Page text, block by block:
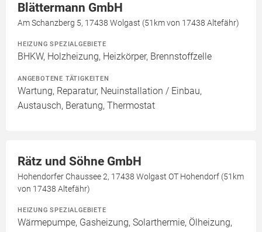
Blättermann GmbH
Am Schanzberg 5, 17438 Wolgast (51km von 17438 Altefähr)
HEIZUNG SPEZIALGEBIETE
BHKW, Holzheizung, Heizkörper, Brennstoffzelle
ANGEBOTENE TÄTIGKEITEN
Wartung, Reparatur, Neuinstallation / Einbau,
Austausch, Beratung, Thermostat
Rätz und Söhne GmbH
Hohendorfer Chaussee 2, 17438 Wolgast OT Hohendorf (51km
von 17438 Altefähr)
HEIZUNG SPEZIALGEBIETE
Wärmepumpe, Gasheizung, Solarthermie, Ölheizung,